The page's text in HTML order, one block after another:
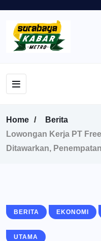
Home
Berita
Lowongan Kerja PT
Ditawarkan,
BERITA EKONOMI
UTAMA